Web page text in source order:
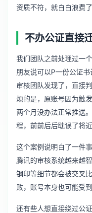
资质不符，就白白浪费了
不办公证直接
我们团队之前处理过一
朋友说可以P一份公证
审核团队发现了，直接
烦的是，原账号因为触
两个月没办法正常推送
程，前前后后耽误了将
这个案例说明白了一件事
腾讯的审核系统越来越
钢印等细节都会被交叉
败，账号本身也可能受到
还有些人想直接绕过公